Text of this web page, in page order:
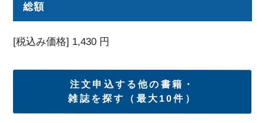
総額
[税込み価格] 1,430 円
注文申込する他の書籍・
雑誌を探す（最大10件）